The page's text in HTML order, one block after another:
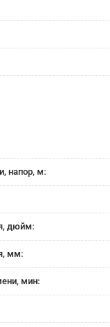
напор, м:
дюйм:
мм:
мин: